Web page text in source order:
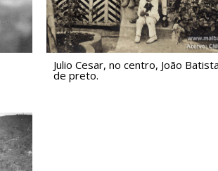
Julio Cesar, no centro, João
de preto.